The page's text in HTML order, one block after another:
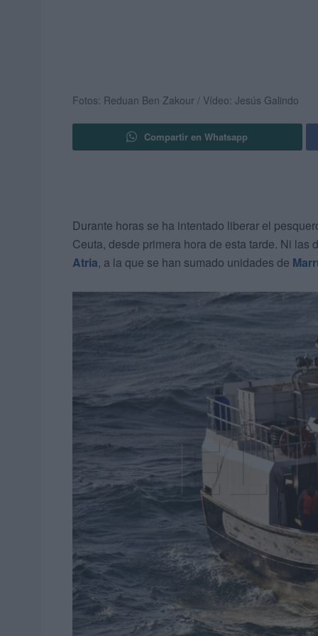
Fotos: Reduan Ben Zakour / Vídeo: Jesús Galindo
Compartir en Whatsapp
Durante horas se ha intentado liberar el
Ceuta, desde primera hora de esta tarde. Ni las
Atria, a la que se han sumado unidades de